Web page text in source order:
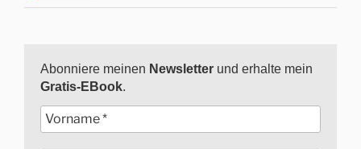
Abonniere meinen Newsletter und erhalte mein
Gratis-EBook.